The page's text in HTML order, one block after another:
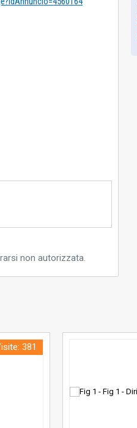
non autorizzata.
381